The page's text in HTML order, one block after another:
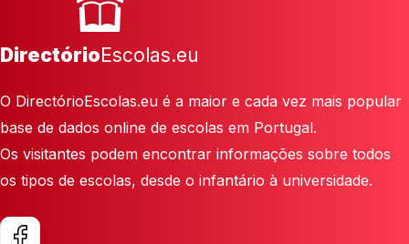
DirectórioEscolas.eu
O DirectórioEscolas.eu é a maior e cada vez mais popular
base de dados online de escolas em Portugal.
Os visitantes podem encontrar informações sobre todos
os tipos de escolas, desde o infantário à universidade.